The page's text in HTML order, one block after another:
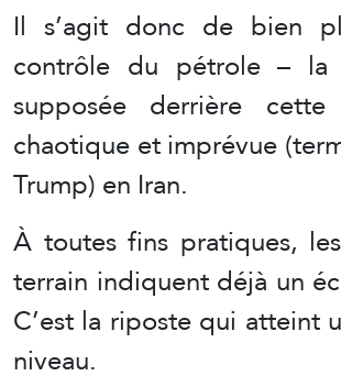
Il s’agit donc de bien
contrôle du pétrole – la
supposée derrière cette
chaotique et imprévue
Trump) en Iran.
À toutes fins pratiques,
terrain indiquent déjà un
C’est la riposte qui atteint
niveau.